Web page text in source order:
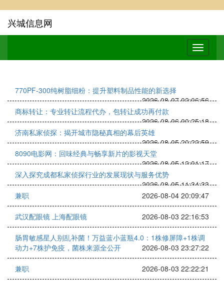
兴城信息网
770PF-300纯树脂细粉：提升塑料制品性能的新选择
2026-08-07 02:06:56
商标转让：专业转让流程代办，包转让成功再付款
2026-08-06 00:25:18
济南私家侦探：揭开城市隐秘真相的幕后英雄
2026-08-05 20:22:59
8090电影网：回味经典与畅享新片的影视天堂
2026-08-05 12:01:17
深入探究成都私家侦探行业的发展现状与服务优势
2026-08-05 11:34:33
兼职
2026-08-04 20:09:47
武汉配眼镜 上海配眼镜 2026-08-03 22:16:53
肠胃敏感星人别乱补菌！万益蓝小蓝瓶4.0：1株修屏障+1株调
动力+7株护免疫，菌株来源全公开
2026-08-03 23:27:22
兼职 2026-08-03 22:22:21